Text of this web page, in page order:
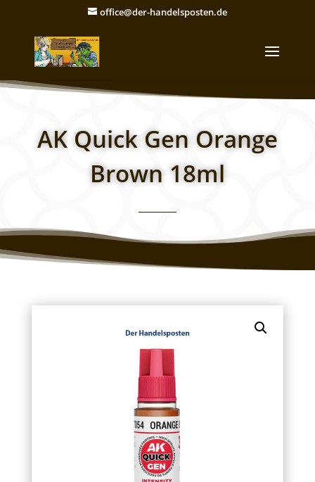
office@der-handelsposten.de
AK Quick Gen Orange
Brown 18ml